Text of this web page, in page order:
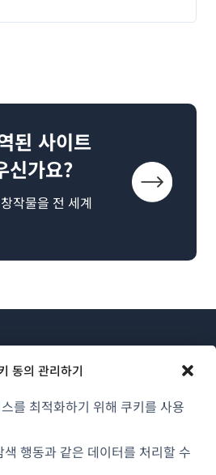
동의 관리하기
를 최적화하기 위해 쿠키를 사용
행동과 같은 데이터를 처리할 수
된 사이트
신가요?
작물을 전 세계
WPML 소개
개인정보 처리방침